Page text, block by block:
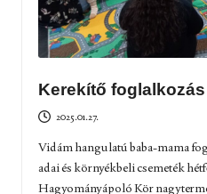
Kerekítő foglalkozás
2025.01.27.
Vidám hangulatú baba-mama
adai és környékbeli csemeték
Hagyományápoló Kör